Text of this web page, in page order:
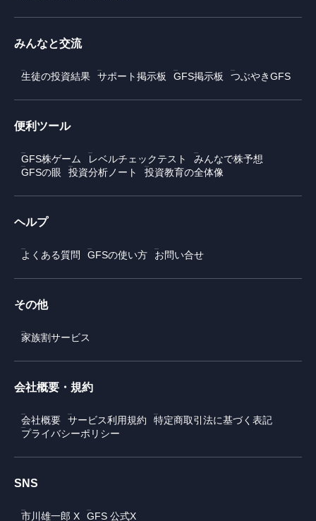
みんなと交流
生徒の投資結果 サポート掲示板 GFS掲示板 つぶやきGFS
便利ツール
GFS株ゲーム レベルチェックテスト
みんなで株予想
GFSの眼
投資分析ノート 投資教育の全体像
ヘルプ
よくある質問 GFSの使い方 お問い合せ
その他
家族割サービス
会社概要・規約
会社概要 サービス利用規約
特定商取引法に基づく表記
プライバシーポリシー
SNS
市川雄一郎 X GFS 公式X